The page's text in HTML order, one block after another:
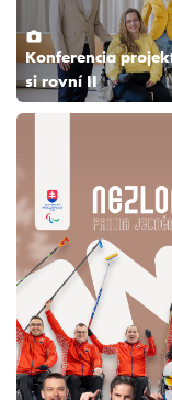
Konferencia
si rovní II